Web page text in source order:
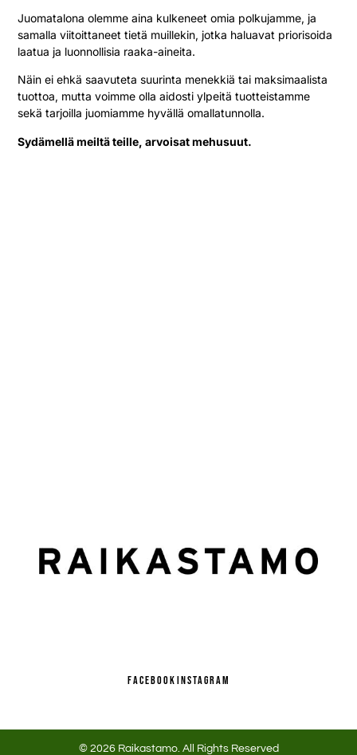
Juomatalona olemme aina kulkeneet omia polkujamme, ja
samalla viitoittaneet tietä muillekin, jotka haluavat priorisoida
laatua ja luonnollisia raaka-aineita.
Näin ei ehkä saavuteta suurinta menekkiä tai maksimaalista
tuottoa, mutta voimme olla aidosti ylpeitä tuotteistamme
sekä tarjoilla juomiamme hyvällä omallatunnolla.
Sydämellä meiltä teille, arvoisat mehusuut.
FACEBOOKINSTAGRAM
© 2026 Raikastamo. All Rights Reserved